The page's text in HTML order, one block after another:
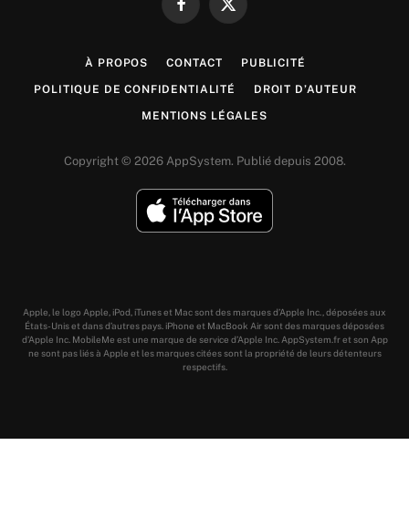
FacebookX
À PROPOS CONTACT PUBLICITÉ
POLITIQUE DE CONFIDENTIALITÉ DROIT D’AUTEUR
MENTIONS LÉGALES
Copyright © 2026 AppSystem. Publié depuis 2008.
Apple, le logo Apple, iPod, iTunes et Mac sont des marques d’Apple Inc., déposées aux
États-Unis et dans d’autres pays. iPhone et MacBook Air sont des marques déposées
d’Apple Inc. MobileMe est une marque de service d’Apple Inc. AppSystem.fr et son App
ne sont pas liés à Apple et les marques citées sont la propriété de leurs détenteurs
respectifs.